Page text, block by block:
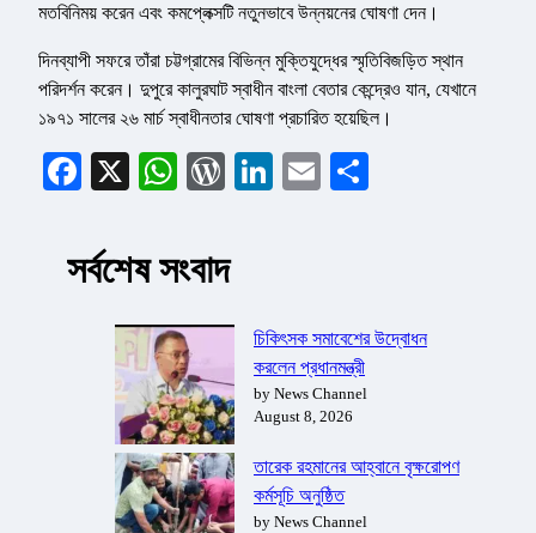
মতবিনিময় করেন এবং কমপ্লেক্সটি নতুনভাবে উন্নয়নের ঘোষণা দেন।
দিনব্যাপী সফরে তাঁরা চট্টগ্রামের বিভিন্ন মুক্তিযুদ্ধের স্মৃতিবিজড়িত স্থান
পরিদর্শন করেন। দুপুরে কালুরঘাট স্বাধীন বাংলা বেতার কেন্দ্রেও যান, যেখানে
১৯৭১ সালের ২৬ মার্চ স্বাধীনতার ঘোষণা প্রচারিত হয়েছিল।
Facebook
X WhatsApp
WordPress
LinkedIn
Email
সর্বশেষ সংবাদ
চিকিৎসক সমাবেশের উদ্বোধন
করলেন প্রধানমন্ত্রী
by News Channel
August 8, 2026
তারেক রহমানের আহ্বানে বৃক্ষরোপণ
কর্মসূচি অনুষ্ঠিত
by News Channel